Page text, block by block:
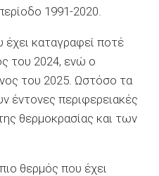
1991-2020.
καταγραφεί ποτέ
του 2024, ενώ ο
του 2025. Ωστόσο τα
έντονες περιφερειακές
θερμοκρασίας και των
θερμός που έχει